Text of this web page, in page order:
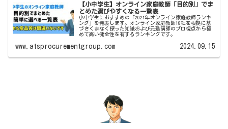
【小中学生】オンライン家庭教師「目的別」でま
とめた選びやすくなる一覧表
小中学生におすすめの「2021年オンライン家庭教師ランキ
ング」を発表します。オンライン家庭教師18社を根拠に基
づきくまなく探った知識および元塾講師のプロ視点から極
めて高い健全性を有するランキングです。
www.atsprocurementgroup.com 2024.09.15